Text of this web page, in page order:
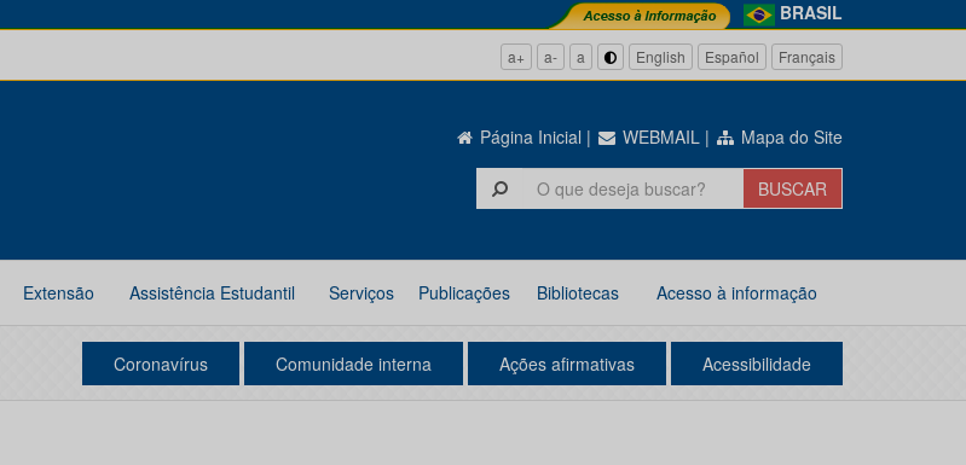
BRASIL
a+ a- a English Español Français
Página Inicial | WEBMAIL | Mapa do Site
Extensão Assistência Estudantil Serviços Publicações Bibliotecas Acesso à informação
Coronavírus Comunidade interna Ações afirmativas Acessibilidade